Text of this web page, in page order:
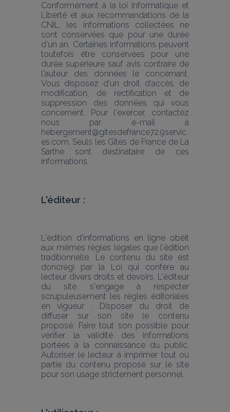
Conformément à la loi Informatique et
Liberté et aux recommandations de la
CNIL, les informations collectées ne
sont conservées que pour une durée
d'un an. Certaines informations peuvent
toutefois être conservées pour une
durée supérieure sauf avis contraire de
l'auteur des données le concernant.
Vous disposez d'un droit d'accès, de
modification, de rectification et de
suppression des données qui vous
concernent. Pour l'exercer, contactez
nous par e-mail à
hebergement@gitesdefrance72.9servic
es.com. Seuls les Gîtes de France de La
Sarthe sont destinataire de ces
informations.
L'éditeur :
L'édition d'informations en ligne obéit
aux mêmes règles légales que l'édition
traditionnelle. Le contenu du site est
doncrégi par la Loi qui confère au
lecteur divers droits et devoirs. L'éditeur
du site s'engage à respecter
scrupuleusement les règles éditoriales
en vigueur : Disposer du droit de
diffuser sur son site le contenu
proposé. Faire tout son possible pour
vérifier la validité des informations
portées à la connaissance du public.
Autoriser le lecteur à imprimer tout ou
partie du contenu proposé sur le site
pour son usage strictement personnel.